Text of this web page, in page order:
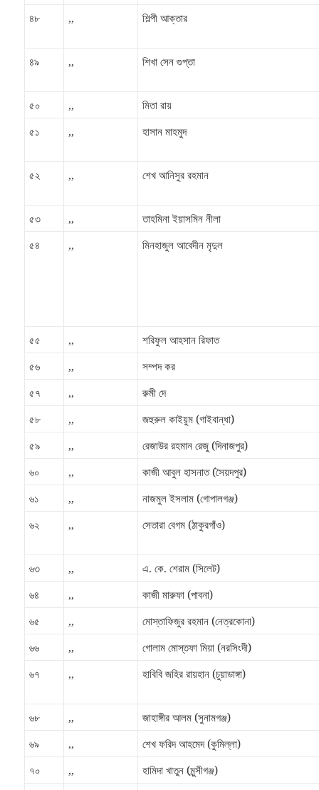
৪৮
,, শিল্পী আক্তার
৪৯ ,, শিখা সেন গুপ্তা
৫০ ,,
মিতা রায়
৫১
,, হাসান মাহমুদ
৫২ ,, শেখ আনিসুর রহমান
৫৩ ,,
তাহমিনা ইয়াসমিন নীলা
৫৪
,, মিনহাজুল আবেদীন মৃদুল
৫৫ ,,
শরিফুল আহসান রিফাত
৫৬
,,
সম্পদ কর
৫৭
,,
রুমী দে
৫৮
,,
জহুরুল কাইয়ুম (গাইবান্ধা)
৫৯
,,
রেজাউর রহমান রেজু (দিনাজপুর)
৬০
,,
কাজী আবুল হাসনাত (সৈয়দপুর)
৬১
,,
নাজমুল ইসলাম (গোপালগঞ্জ)
৬২
,, সেতারা বেগম (ঠাকুরগাঁও)
৬৩ ,,
এ. কে. শেরাম (সিলেট)
৬৪
,,
কাজী মারুফা (পাবনা)
৬৫
,,
মোস্তাফিজুর রহমান (নেত্রকোনা)
৬৬
,,
গোলাম মোস্তফা মিয়া (নরসিংদী)
৬৭
,, হাবিবি জহির রায়হান (চুয়াডাঙ্গা)
৬৮ ,,
জাহাঙ্গীর আলম (সুনামগঞ্জ)
৬৯
,,
শেখ ফরিদ আহমেদ (কুমিল্লা)
৭০
,,
হামিদা খাতুন (মুন্সীগঞ্জ)